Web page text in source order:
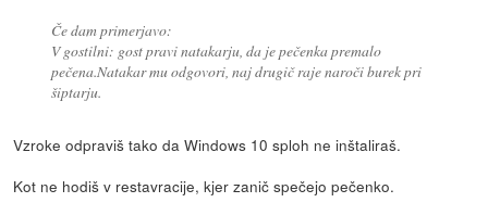
Če dam primerjavo:
V gostilni: gost pravi natakarju, da je pečenka premalo
pečena.Natakar mu odgovori, naj drugič raje naroči burek pri
šiptarju.
Vzroke odpraviš tako da Windows 10 sploh ne inštaliraš.
Kot ne hodiš v restavracije, kjer zanič spečejo pečenko.